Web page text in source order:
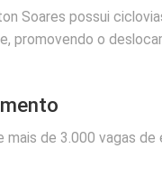
Soares possui
promovendo o
mais de 3.000 vagas